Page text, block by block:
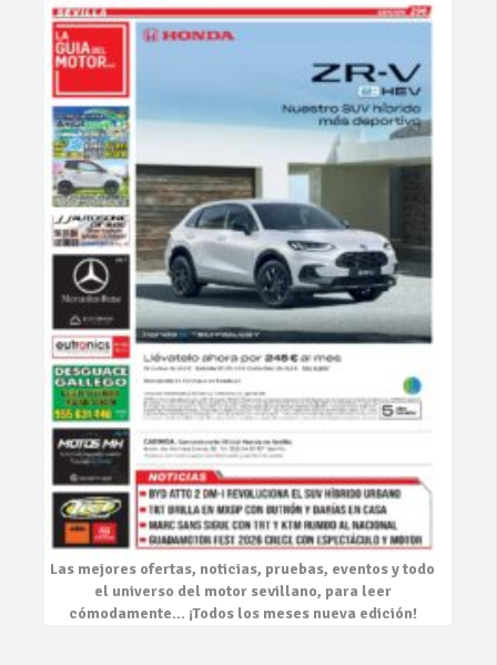
Las mejores ofertas, noticias, pruebas, eventosy todo
el universo del motor sevillano, para leer
cómodamente… ¡Todos los meses nueva edición!